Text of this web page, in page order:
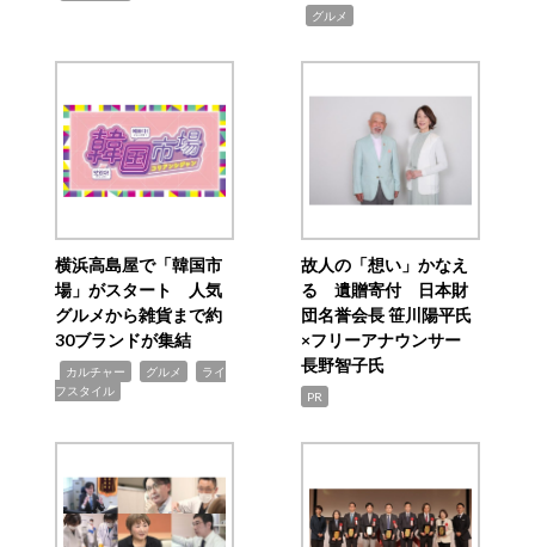
グルメ
横浜高島屋で「韓国市
場」がスタート 人気
グルメから雑貨まで約
30ブランドが集結
カルチャー グルメ
ライ
フスタイル
故人の「想い」かなえ
る 遺贈寄付 日本財
団名誉会長 笹川陽平氏
×フリーアナウンサー
長野智子氏
PR